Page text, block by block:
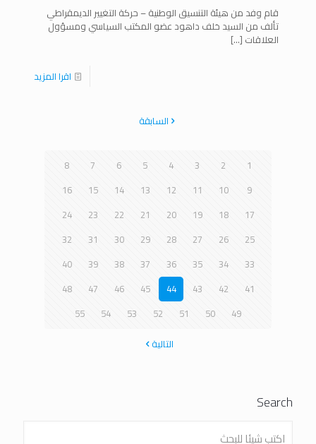
قام وفد من هيئة التنسيق الوطنية – حركة التغيير الديمقراطي
تألف من السيد خلف داهود عضو المكتب السياسي ومسؤول
العلاقات […]
اقرا المزيد
السابقة
1
2
3
4
5
6
7
8
9
10
11
12
13
14
15
16
17
18
19
20
21
22
23
24
25
26
27
28
29
30
31
32
33
34
35
36
37
38
39
40
41
42
43
44
45
46
47
48
49
50
51
52
53
54
55
التالية
Search